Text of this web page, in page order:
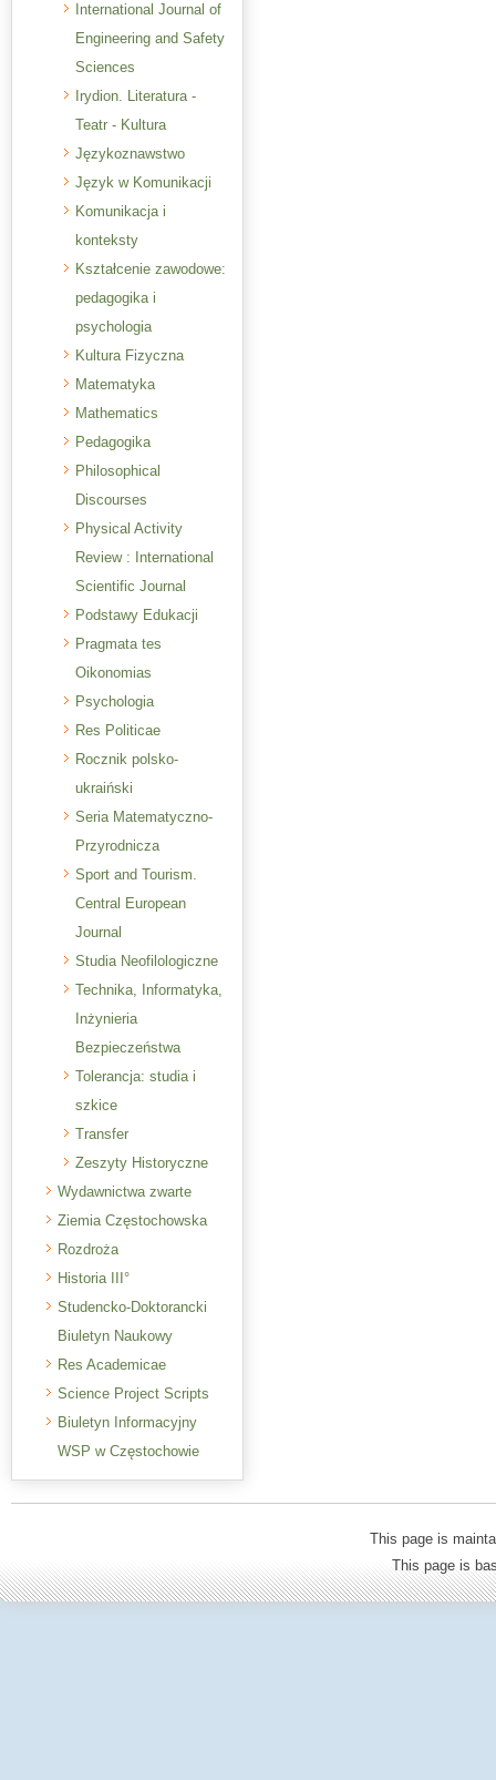
International Journal of
Engineering and Safety
Sciences
Irydion. Literatura -
Teatr - Kultura
Językoznawstwo
Język w Komunikacji
Komunikacja i
konteksty
Kształcenie zawodowe:
pedagogika i
psychologia
Kultura Fizyczna
Matematyka
Mathematics
Pedagogika
Philosophical
Discourses
Physical Activity
Review : International
Scientific Journal
Podstawy Edukacji
Pragmata tes
Oikonomias
Psychologia
Res Politicae
Rocznik polsko-
ukraiński
Seria Matematyczno-
Przyrodnicza
Sport and Tourism.
Central European
Journal
Studia Neofilologiczne
Technika, Informatyka,
Inżynieria
Bezpieczeństwa
Tolerancja: studia i
szkice
Transfer
Zeszyty Historyczne
Wydawnictwa zwarte
Ziemia Częstochowska
Rozdroża
Historia III°
Studencko-Doktorancki
Biuletyn Naukowy
Res Academicae
Science Project Scripts
Biuletyn Informacyjny
WSP w Częstochowie
This page is
This page is